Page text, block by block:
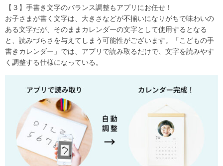
【３】手書き文字のバランス調整もアプリにお任せ！
お子さまが書く文字は、大きさなどが不揃いになりがちで味わいの
ある文字だが、そのままカレンダーの文字として使用するとなる
と、読みづらさを与えてしまう可能性がございます。「こどもの手
書きカレンダー」では、アプリで読み取るだけで、文字を読みやす
く調整する仕様になっている。